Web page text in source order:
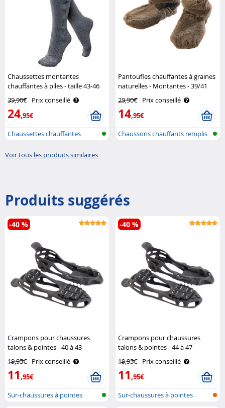
Chaussettes montantes
chauffantes à piles - taille 43-46
39,90€ Prix conseillé
24,95€
Chaussettes chauffantes
Pantoufles chauffantes à graines
naturelles - Montantes - 39/41
29,90€ Prix conseillé
14,95€
Chaussons chauffants remplis
Voir tous les produits similaires
Produits suggérés
Crampons pour chaussures
talons & pointes - 40 à 43
19,95€ Prix conseillé
11,95€
-40 %
Sur-chaussures à pointes
Crampons pour chaussures
talons & pointes - 44 à 47
19,95€ Prix conseillé
11,95€
-40 %
Sur-chaussures à pointes